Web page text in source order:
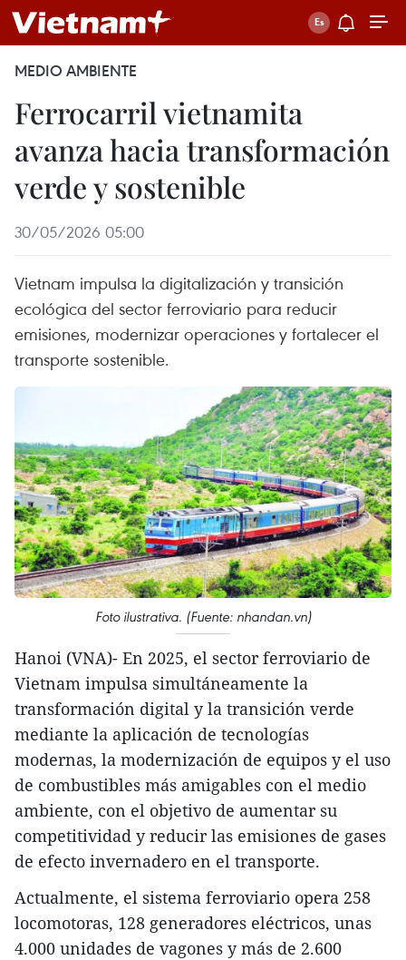
MEDIO AMBIENTE
Ferrocarril vietnamita
avanza hacia transformación
verde y sostenible
30/05/2026 05:00
Vietnam impulsa la digitalización y transición
ecológica del sector ferroviario para reducir
emisiones, modernizar operaciones y fortalecer el
transporte sostenible.
Foto ilustrativa. (Fuente: nhandan.vn)
Hanoi (VNA)- En 2025, el sector ferroviario de
Vietnam impulsa simultáneamente la
transformación digital y la transición verde
mediante la aplicación de tecnologías
modernas, la modernización de equipos y el uso
de combustibles más amigables con el medio
ambiente, con el objetivo de aumentar su
competitividad y reducir las emisiones de gases
de efecto invernadero en el transporte.
Actualmente, el sistema ferroviario opera 258
locomotoras, 128 generadores eléctricos, unas
4.000 unidades de vagones y más de 2.600